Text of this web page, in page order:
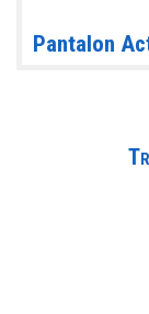
Pantalon